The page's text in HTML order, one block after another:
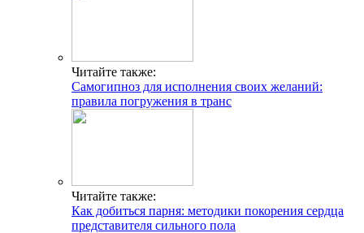
Читайте также:
Самогипноз для исполнения своих желаний:
правила погружения в транс
Читайте также:
Как добиться парня: методики покорения сердца
представителя сильного пола